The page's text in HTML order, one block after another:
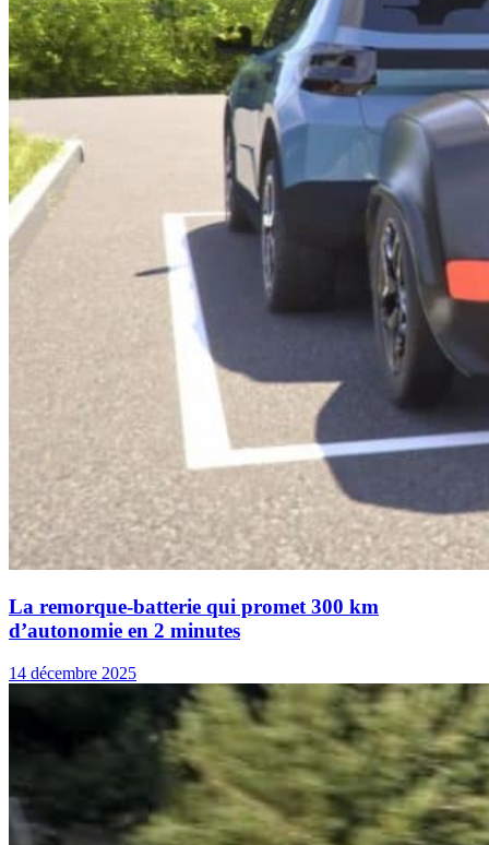
La remorque-batterie qui promet 300 km
d’autonomie en 2 minutes
14 décembre 2025